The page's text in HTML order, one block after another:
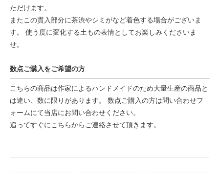
ただけます。
またこの貫入部分に茶渋やシミがなど着色する場合がございま
す。 使う度に変化する土もの表情としてお楽しみくださいま
せ。
数点ご購入をご希望の方
こちらの商品は作家によるハンドメイドのため大量生産の商品と
は違い、数に限りがあります。 数点ご購入の方は問い合わせフ
ォームにて当店にお問い合わせください。
追ってすぐにこちらからご連絡させて頂きます。